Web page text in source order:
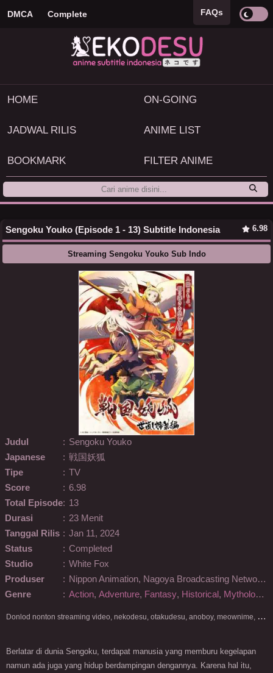
DMCA Complete FAQs
HOME ON-GOING
JADWAL RILIS ANIME LIST
BOOKMARK FILTER ANIME
Sengoku Youko (Episode 1 - 13) Subtitle Indonesia 6.98
Streaming Sengoku Youko Sub Indo
Judul : Sengoku Youko
Japanese
: 戦国妖狐
Tipe
: TV
Score
: 6.98
Total Episode: 13
Durasi
: 23 Menit
Tanggal Rilis : Jan 11, 2024
Status
: Completed
Studio
: White Fox
Produser
:
Nippon Animation, Nagoya Broadcasting Network, Crunchyroll, ABC Animation, FuRyu, Mixer, NetEase, BS Asahi, Bandai Namco Music Live, ABC Frontier
Genre
: Action, Adventure, Fantasy, Historical , Mythology
D
onlod nonton streaming video, nekodesu, otakudesu, anoboy, meownime, anitoki, meguminime, melody, oploverz, anoboy, nimegami, unduh, riie net, drivenime, myanimelist, MAL, kusonime, neonime, bstation, maxnime, Netflix, animeindo, anichin, crunchyroll, neonime, samehadaku, streaming, otakupoi, awsubs, anibatch, anikyojin, nekonime, kurogaze, zippyshare, vidio google drive, Muse Indonesia, kazefuri, iQIYI, Viu, Ani-One Asia, Animenonton, Otaku desu, Mangaku, Anibatch,Vidio, Genflix, Amazon Prime Video, 3GP, Mp4, 240p, Terlengkap.
Berlatar di dunia Sengoku, terdapat manusia yang memburu kegelapan
namun ada juga yang hidup berdampingan dengannya. Karena hal itu,